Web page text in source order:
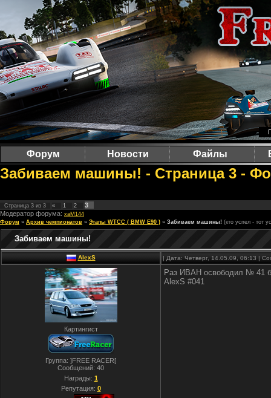
Форум Новости Файлы
Забиваем машины! - Страница 3 -
Страница 3 из 3 « 1 2
3
Модератор форума: xaM144
Форум » Архив чемпионатов » Этапы WTCC ( BMW E90 ) » Забиваем машины! (кто успел - тот
Забиваем машины!
AlexS | Дата: Четверг, 14.05.09, 06:13 |
Картингист
Группа: ]FREE RACER[
Сообщений: 40
Награды: 1
Репутация: 0
Раз ИВАН освободил № 41
AlexS #041